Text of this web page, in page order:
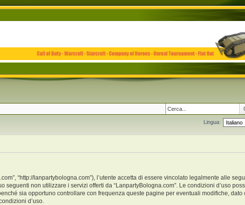
Lingua:
“http://lanpartybologna.com”), l’utente accetta di essere vincolato legalmente alle
non utilizzare i servizi offerti da “LanpartyBologna.com”. Le condizioni d’uso
sia opportuno controllare con frequenza queste pagine per eventuali modifiche, dato
d’uso.